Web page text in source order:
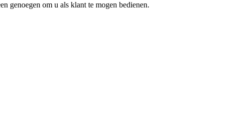
genoegen om u als klant te mogen bedienen.